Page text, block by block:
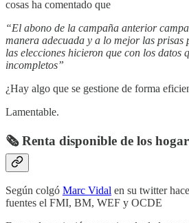
cosas ha comentado que
“El abono de la campaña anterior
manera adecuada y a lo mejor las prisas
las elecciones hicieron que con los datos
incompletos”
¿Hay algo que se gestione de forma
Lamentable.
🗞️ Renta disponible de los
Según colgó Marc Vidal en su twitter
fuentes el FMI, BM, WEF y OCDE